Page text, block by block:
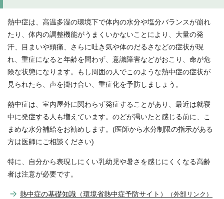
熱中症は、高温多湿の環境下で体内の水分や塩分バランスが崩れ
たり、体内の調整機能がうまくいかないことにより、大量の発
汗、目まいや頭痛、さらに吐き気や体のだるさなどの症状が現
れ、重症になると年齢を問わず、意識障害などがおこり、命が危
険な状態になります。もし周囲の人でこのような熱中症の症状が
見られたら、声を掛け合い、重症化を予防しましょう。
熱中症は、室内屋外に関わらず発症することがあり、最近は就寝
中に発症する人も増えています。のどが渇いたと感じる前に、こ
まめな水分補給をお勧めします。(医師から水分制限の指示がある
方は医師にご相談ください)
特に、自分から表現しにくい乳幼児や暑さを感じにくくなる高齢
者は注意が必要です。
熱中症の基礎知識（環境省熱中症予防サイト） （外部リンク）